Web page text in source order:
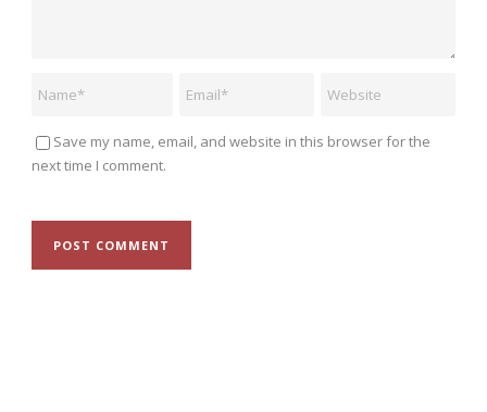
Save my name, email, and website in this browser for the
next time I comment.